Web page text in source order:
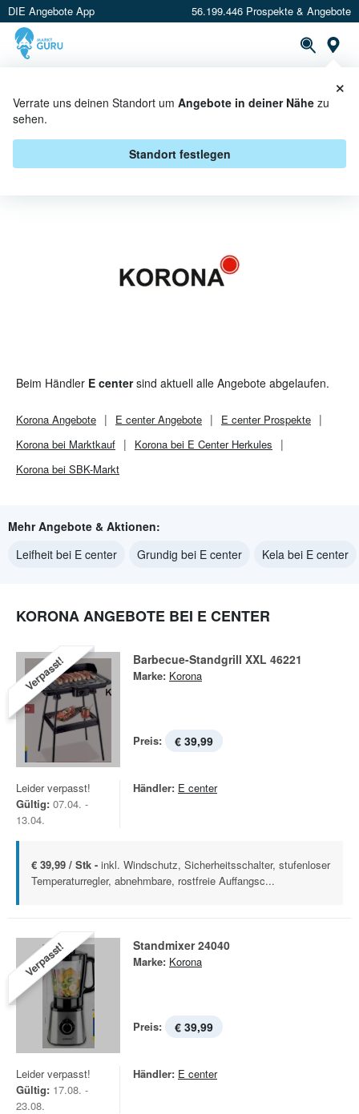
DIE Angebote App 56.199.446 Prospekte & Angebote
Verrate uns deinen Standort um Angebote in deiner Nähe zu
sehen.
Standort festlegen
×
KORONA BEI E CENTER -
ANGEBOTE & AKTIONEN
Beim Händler E centersind aktuell alle Angebote abgelaufen.
Korona Angebote E centerAngebote E centerProspekte
Korona bei Marktkauf
Korona bei E Center Herkules
Korona bei SBK-Markt
Mehr Angebote & Aktionen:
Leifheit bei E center
Grundig bei E center Kela bei E center
KORONA ANGEBOTE BEI E CENTER
Verpasst! Barbecue-Standgrill XXL 46221
Marke: Korona
Preis: € 39,99
Leider verpasst!
Gültig: 07.04. -
13.04.
Händler: E center
€ 39,99 / Stk - inkl. Windschutz, Sicherheitsschalter, stufenloser
Temperaturregler, abnehmbare, rostfreie Auffangsc...
Verpasst! Standmixer 24040
Marke: Korona
Preis: € 39,99
Leider verpasst!
Gültig: 17.08. -
23.08.
Händler: E center